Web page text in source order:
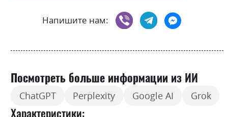
Напишите нам:
Посмотреть больше информации из ИИ
ChatGPT Perplexity Google AI Grok
Характеристики